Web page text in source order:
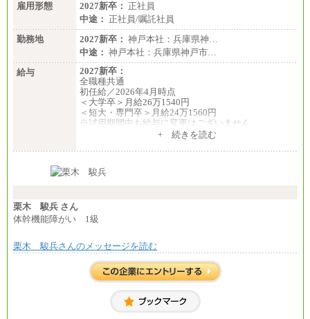
雇用形態
2027新卒： 正社員
中途： 正社員/嘱託社員
勤務地
2027新卒： 神戸本社：兵庫県神…
中途： 神戸本社：兵庫県神戸市…
給与
2027新卒：
全職種共通
初任給／2026年4月時点
＜大学卒＞月給26万1540円
＜短大・専門卒＞月給24万1560円
※試用期間中も給与に変更はございません
月給24万円～
※試用期間中も給与に変更はございません
+ 続きを読む
栗木 駿兵 さん
体幹機能障がい 1級
栗木 駿兵さんのメッセージを読む